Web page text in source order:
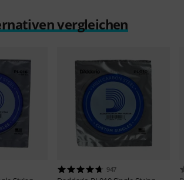
vergleichen
947